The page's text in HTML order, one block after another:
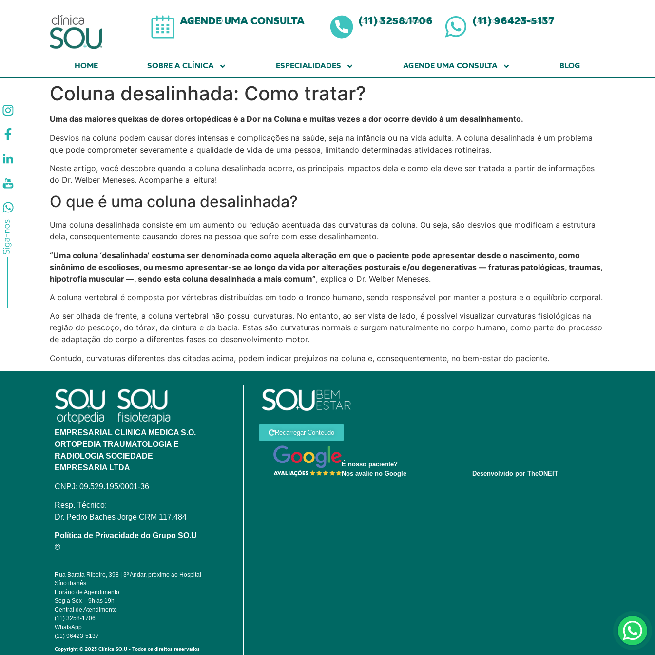
AGENDAMENTO ON-LINE
AGENDE UMA CONSULTA CENTRAL DE ATENIMENTO
(11) 3258.1706 FALE CONOSCO (WHATSAPP)
(11) 96423-5137
HOME SOBRE A CLÍNICA ESPECIALIDADES AGENDE UMA CONSULTA BLOG
Coluna desalinhada: Como tratar?
Uma das maiores queixas de dores ortopédicas é a Dor na Coluna e muitas vezes a dor ocorre devido à um desalinhamento.
Desvios na coluna podem causar dores intensas e complicações na saúde, seja na infância ou na vida adulta. A coluna desalinhada é um problema
que pode comprometer severamente a qualidade de vida de uma pessoa, limitando determinadas atividades rotineiras.
Neste artigo, você descobre quando a coluna desalinhada ocorre, os principais impactos dela e como ela deve ser tratada a partir de informações
do Dr. Welber Meneses. Acompanhe a leitura!
O que é uma coluna desalinhada?
Uma coluna desalinhada consiste em um aumento ou redução acentuada das curvaturas da coluna. Ou seja, são desvios que modificam a estrutura
dela, consequentemente causando dores na pessoa que sofre com esse desalinhamento.
“Uma coluna ‘desalinhada’ costuma ser denominada como aquela alteração em que o paciente pode apresentar desde o nascimento, como
sinônimo de escolioses, ou mesmo apresentar-se ao longo da vida por alterações posturais e/ou degenerativas — fraturas patológicas, traumas,
hipotrofia muscular —, sendo esta coluna desalinhada a mais comum”, explica o Dr. Welber Meneses.
A coluna vertebral é composta por vértebras distribuídas em todo o tronco humano, sendo responsável por manter a postura e o equilíbrio corporal.
Ao ser olhada de frente, a coluna vertebral não possui curvaturas. No entanto, ao ser vista de lado, é possível visualizar curvaturas fisiológicas na
região do pescoço, do tórax, da cintura e da bacia. Estas são curvaturas normais e surgem naturalmente no corpo humano, como parte do processo
de adaptação do corpo a diferentes fases do desenvolvimento motor.
Contudo, curvaturas diferentes das citadas acima, podem indicar prejuízos na coluna e, consequentemente, no bem-estar do paciente.
EMPRESARIAL CLINICA MEDICA S.O.
ORTOPEDIA TRAUMATOLOGIA E
RADIOLOGIA SOCIEDADE
EMPRESARIA LTDA
CNPJ: 09.529.195/0001-36
Resp. Técnico:
Dr. Pedro Baches Jorge CRM 117.484
Política de Privacidade do Grupo SO.U
®
Rua Barata Ribeiro, 398 | 3º Andar, próximo ao Hospital
Sírio ibanês
Horário de Agendimento:
Seg a Sex – 9h às 19h
Central de Atendimento
(11) 3258-1706
WhatsApp:
(11) 96423-5137
Copyright © 2023 Clínica SO.U - Todos os direitos reservados
Recarregar Conteúdo
É nosso paciente?
Nos avalie no Google
Desenvolvido por TheONEIT